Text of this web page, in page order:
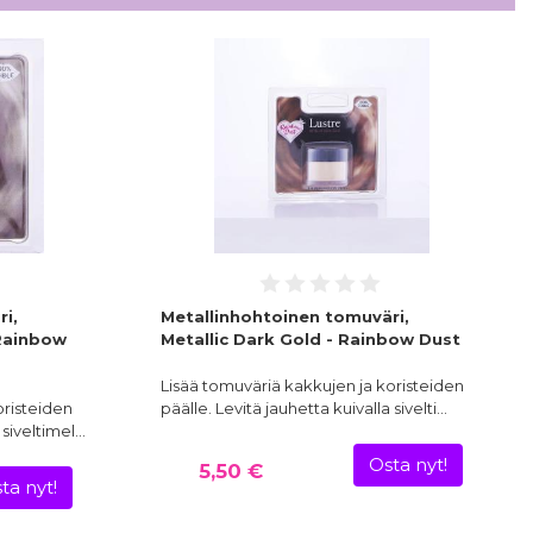
nyt!
Metallinhohtoinen tomuväri,
Metallic Dark Gold - Rainbow Dust
Lisää tomuväriä kakkujen ja koristeiden
päälle. Levitä jauhetta kuivalla sivelti…
5,50 € Osta nyt!